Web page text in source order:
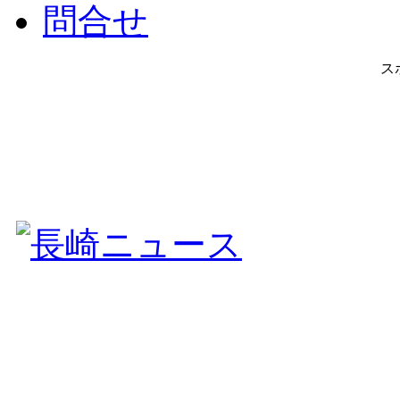
問合せ
ス